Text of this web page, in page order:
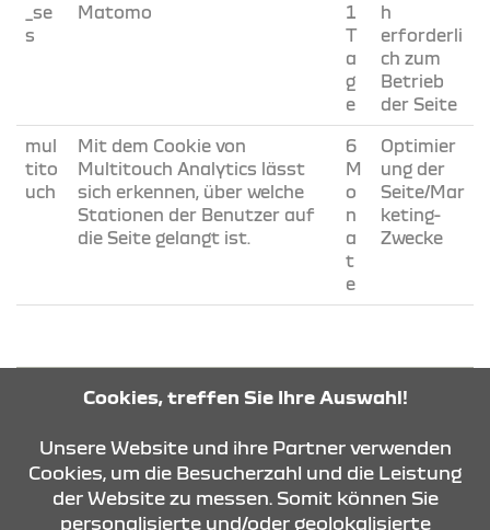
_se
s
Matomo
1
T
a
g
e
h
erforderli
ch zum
Betrieb
der Seite
mul
tito
uch
Mit dem Cookie von
Multitouch Analytics lässt
sich erkennen, über welche
Stationen der Benutzer auf
die Seite gelangt ist.
6
M
o
n
a
t
e
Optimier
ung der
Seite/Mar
keting-
Zwecke
COOKIEEINSTELLUNGEN
KONTAKT & ANFAHRT
Cookies, treffen Sie Ihre Auswahl!
Unsere Website und ihre Partner verwenden
Cookies, um die Besucherzahl und die Leistung
der Website zu messen. Somit können Sie
personalisierte und/oder geolokalisierte